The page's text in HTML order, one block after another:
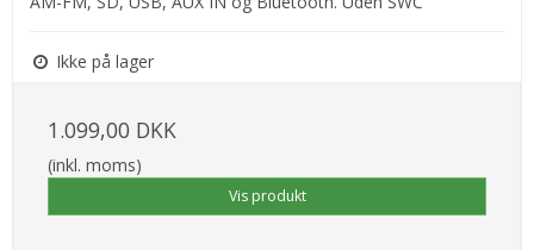
Ikke på lager
1.099,00 DKK
(inkl. moms)
Vis produkt